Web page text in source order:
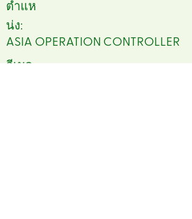
ตำแห
น่ง:
ASIA OPERATION CONTROLLER
อีเมล: